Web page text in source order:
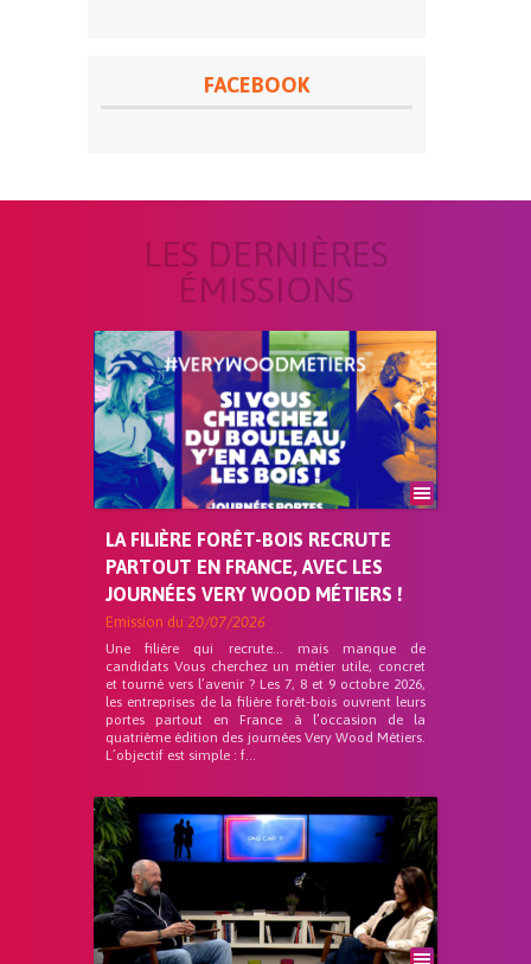
FACEBOOK
LES DERNIÈRES
ÉMISSIONS
LA FILIÈRE FORÊT-BOIS RECRUTE
PARTOUT EN FRANCE, AVEC LES
JOURNÉES VERY WOOD MÉTIERS !
Emission du 20/07/2026
Une filière qui recrute… mais manque de
candidats Vous cherchez un métier utile, concret
et tourné vers l’avenir ? Les 7, 8 et 9 octobre 2026,
les entreprises de la filière forêt-bois ouvrent leurs
portes partout en France à l’occasion de la
quatrième édition des journées Very Wood Métiers.
L’objectif est simple : f...